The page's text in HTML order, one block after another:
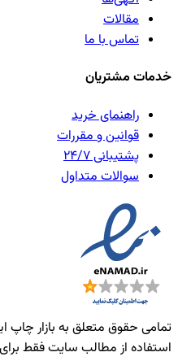
مقالات
تماس با ما
خدمات مشتریان
راهنمای خرید
قوانین و مقررات
پشتیبانی ۲۴/۷
سوالات متداول
تمامی حقوق متعلق به بازار چاپ
استفاده از مطالب سایت فقط